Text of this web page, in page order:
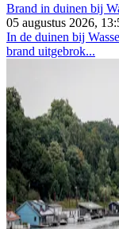
Brand in duinen bij
05 augustus 2026,
In de duinen bij
brand uitgebrok...